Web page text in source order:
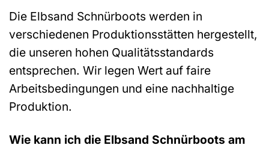
Die Elbsand Schnürboots werden in
verschiedenen Produktionsstätten hergestellt,
die unseren hohen Qualitätsstandards
entsprechen. Wir legen Wert auf faire
Arbeitsbedingungen und eine nachhaltige
Produktion.
Wie kann ich die Elbsand Schnürboots am